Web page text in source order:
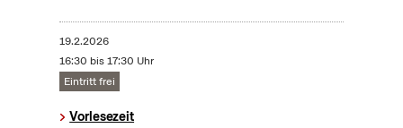
19.2.2026
16:30 bis 17:30 Uhr
Eintritt frei
Vorlesezeit